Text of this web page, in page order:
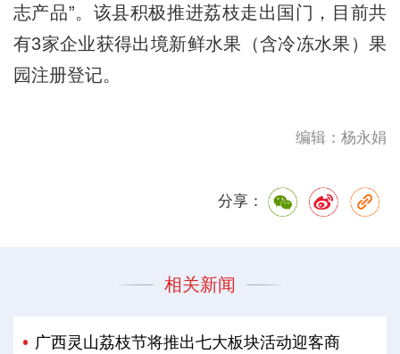
志产品”。该县积极推进荔枝走出国门，目前共
有3家企业获得出境新鲜水果（含冷冻水果）果
园注册登记。
编辑：杨永娟
分享：
相关新闻
广西灵山荔枝节将推出七大板块活动迎客商